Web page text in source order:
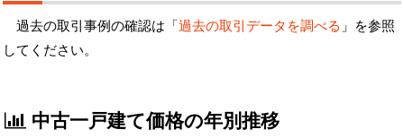
過去の取引事例の確認は「過去の取引データを調べる 」を参照
してください。
中古一戸建て価格の年別推移